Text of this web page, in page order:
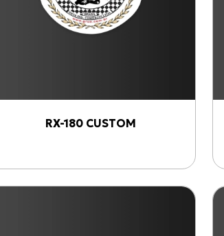
RX-180 CUSTOM